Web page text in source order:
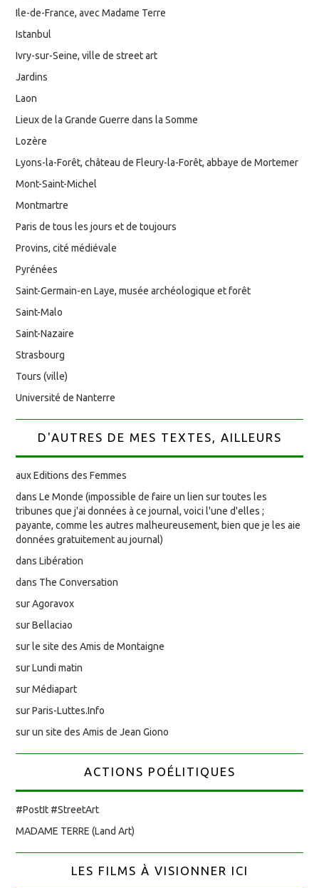
Ile-de-France, avec Madame Terre
Istanbul
Ivry-sur-Seine, ville de street art
Jardins
Laon
Lieux de la Grande Guerre dans la Somme
Lozère
Lyons-la-Forêt, château de Fleury-la-Forêt, abbaye de Mortemer
Mont-Saint-Michel
Montmartre
Paris de tous les jours et de toujours
Provins, cité médiévale
Pyrénées
Saint-Germain-en Laye, musée archéologique et forêt
Saint-Malo
Saint-Nazaire
Strasbourg
Tours (ville)
Université de Nanterre
D'AUTRES DE MES TEXTES, AILLEURS
aux Editions des Femmes
dans Le Monde (impossible de faire un lien sur toutes les
tribunes que j'ai données à ce journal, voici l'une d'elles ;
payante, comme les autres malheureusement, bien que je les aie
données gratuitement au journal)
dans Libération
dans The Conversation
sur Agoravox
sur Bellaciao
sur le site des Amis de Montaigne
sur Lundi matin
sur Médiapart
sur Paris-Luttes.Info
sur un site des Amis de Jean Giono
ACTIONS POÉLITIQUES
#PostIt #StreetArt
MADAME TERRE (Land Art)
LES FILMS À VISIONNER ICI